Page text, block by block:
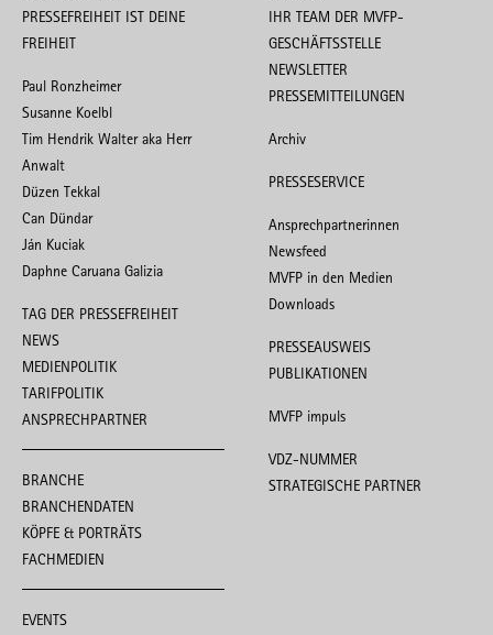
PRESSEFREIHEIT IST DEINE
FREIHEIT
Paul Ronzheimer
Susanne Koelbl
Tim Hendrik Walter aka Herr
Anwalt
Düzen Tekkal
Can Dündar
Ján Kuciak
Daphne Caruana Galizia
TAG DER PRESSEFREIHEIT
NEWS
MEDIENPOLITIK
TARIFPOLITIK
ANSPRECHPARTNER
BRANCHE
BRANCHENDATEN
KÖPFE & PORTRÄTS
FACHMEDIEN
EVENTS
IHR TEAM DER MVFP-
GESCHÄFTSSTELLE
NEWSLETTER
PRESSEMITTEILUNGEN
Archiv
PRESSESERVICE
Ansprechpartnerinnen
Newsfeed
MVFP in den Medien
Downloads
PRESSEAUSWEIS
PUBLIKATIONEN
MVFP impuls
VDZ-NUMMER
STRATEGISCHE PARTNER